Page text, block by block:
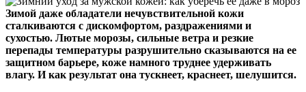
Зимой даже обладатели нечувствительной кожи
сталкиваются с дискомфортом, раздражениями и
сухостью. Лютые морозы, сильные ветра и резкие
перепады температуры разрушительно сказываются на ее
защитном барьере, коже намного труднее удерживать
влагу. И как результат она тускнеет, краснеет, шелушится.